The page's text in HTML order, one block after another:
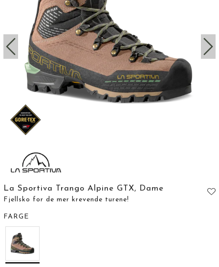
La Sportiva Trango Alpine GTX, Dame
Fjellsko for de mer krevende turene!
FARGE